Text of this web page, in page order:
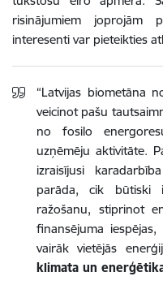
risinājumiem
interesenti var pieteikties
“Latvijas biometāna
veicinot pašu
no fosilo
uzņēmēju aktivitāte.
izraisījusi
parāda, cik būtiski
ražošanu, stiprinot
finansējuma
vairāk vietējās
klimata un